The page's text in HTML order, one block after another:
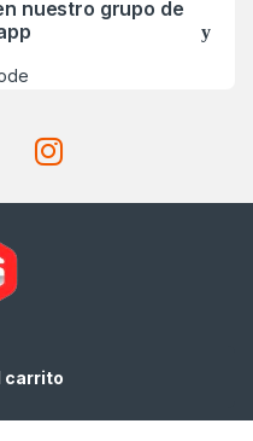
carrito
nuestro grupo de
717